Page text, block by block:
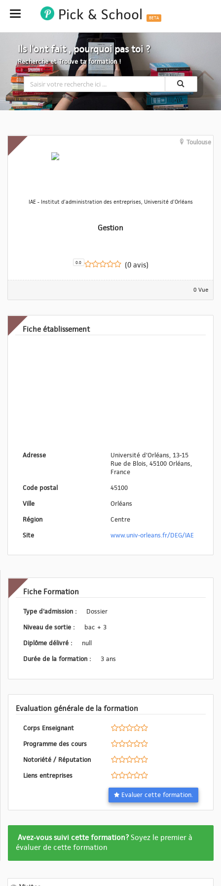
Hide Pick & School BETA
Ils l'ont fait , pourquoi pas toi ?
Recherche et Trouve ta formation !
Toulouse
IAE - Institut d'administration des entreprises, Université d'Orléans
Gestion
0.0 (0 avis)
0 Vue
Fiche établissement
Adresse
Université d'Orléans, 13-15
Rue de Blois, 45100 Orléans,
France
Code postal
45100
Ville
Orléans
Région
Centre
Site
www.univ-orleans.fr/DEG/IAE
Fiche Formation
Type d'admission :
Dossier
Niveau de sortie :
bac + 3
Diplôme délivré :
null
Durée de la formation :
3 ans
Evaluation générale de la formation
Corps Enseignant
Programme des cours
Notoriété / Réputation
Liens entreprises
Evaluer cette formation.
Formation
pas
Avez-vous suivi cette formation?Soyez le premier à
évaluer de cette formation